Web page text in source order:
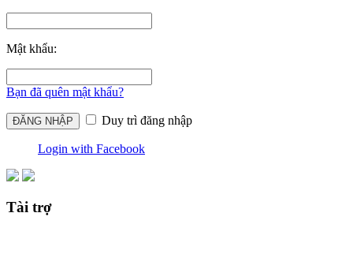
Mật khẩu:
Bạn đã quên mật khẩu?
Duy trì đăng nhập
Login with Facebook
Tài trợ